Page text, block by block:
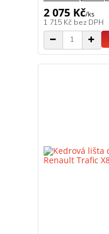
2 075 Kč/ks
1 715 Kč bez DPH